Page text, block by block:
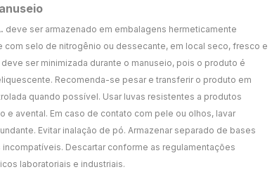
deve ser armazenado em embalagens hermeticamente
com selo de nitrogênio ou dessecante, em local seco, fresco e
ser minimizada durante o manuseio, pois o produto é
Recomenda-se pesar e transferir o produto em
quando possível. Usar luvas resistentes a produtos
e avental. Em caso de contato com pele ou olhos, lavar
Evitar inalação de pó. Armazenar separado de bases
Descartar conforme as regulamentações
laboratoriais e industriais.